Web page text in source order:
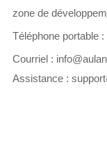
zone de
Téléphone portable :
Courriel :
Assistance :